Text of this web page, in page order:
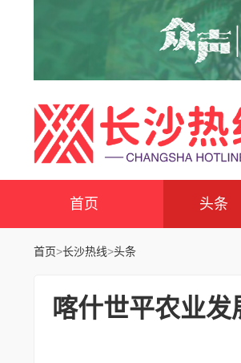
首页 头条
首页>长沙热线>头条
喀什世平农业